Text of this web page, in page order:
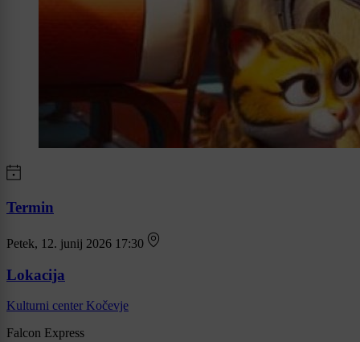
Termin
Petek, 12. junij 2026 17:30
Lokacija
Kulturni center Kočevje
Falcon Express